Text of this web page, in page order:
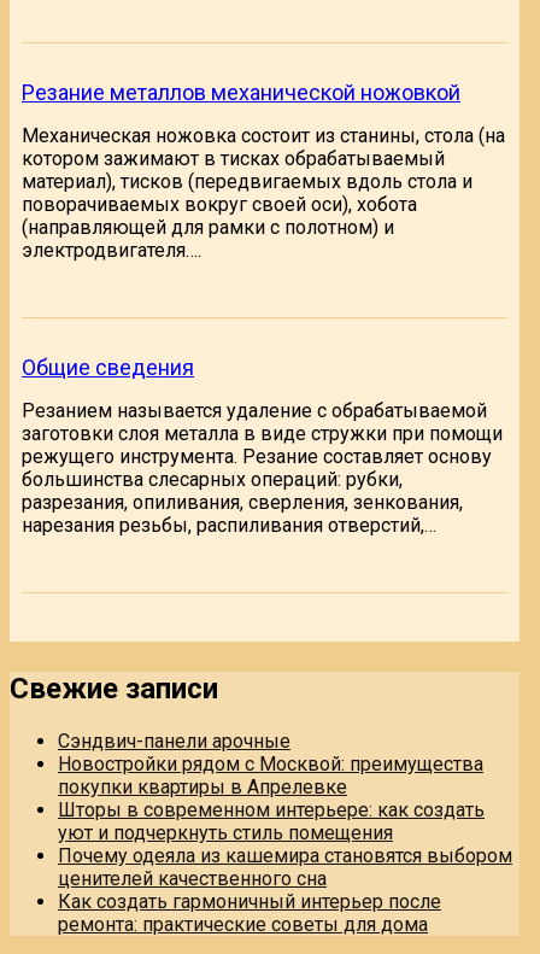
Резание металлов механической ножовкой
Механическая ножовка состоит из станины, стола (на
котором зажимают в тисках обрабатываемый
материал), тисков (передвигаемых вдоль стола и
поворачиваемых вокруг своей оси), хобота
(направляющей для рамки с полотном) и
электродвигателя….
Общие сведения
Резанием называется удаление с обрабатываемой
заготовки слоя металла в виде стружки при помощи
режущего инструмента. Резание составляет основу
большинства слесарных операций: рубки,
разрезания, опиливания, сверления, зенкования,
нарезания резьбы, распиливания отверстий,…
Свежие записи
Сэндвич-панели арочные
Новостройки рядом с Москвой: преимущества
покупки квартиры в Апрелевке
Шторы в современном интерьере: как создать
уют и подчеркнуть стиль помещения
Почему одеяла из кашемира становятся выбором
ценителей качественного сна
Как создать гармоничный интерьер после
ремонта: практические советы для дома